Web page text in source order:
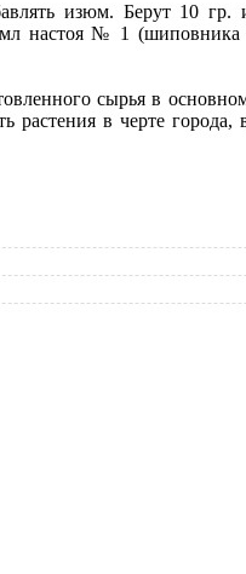
изюм. Берут 10 гр.
настоя № 1
сырья в
растения в черте